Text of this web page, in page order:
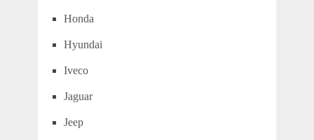
Honda
Hyundai
Iveco
Jaguar
Jeep